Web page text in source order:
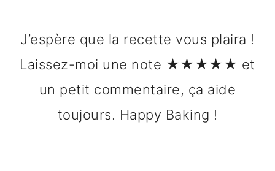
J’espère que la recette vous plaira !
Laissez-moi une note ★★★★★ et
un petit commentaire, ça aide
toujours. Happy Baking !